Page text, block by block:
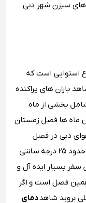
های سیزن شهر دبی
استوایی است که
باران های پراکنده
بخشی از ماه
ماه ها فصل زمستان
دبی در فصل
زمستان میانگین دما هوا در طول روز حدود 25 درجه سانتی
سفر بسیار ایده آل و
فصل است و اگر
بروید شاهددمای